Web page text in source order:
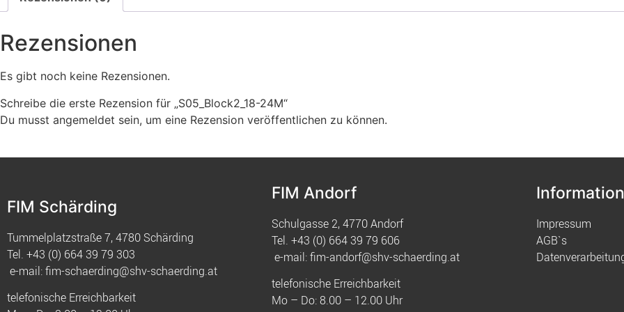
Rezensionen
Es gibt noch keine Rezensionen.
Schreibe die erste Rezension für „S05_Block2_18-24M“
Du musst angemeldet sein, um eine Rezension veröffentlichen zu können.
FIM Schärding
Tummelplatzstraße 7, 4780 Schärding
Tel. +43 (0) 664 39 79 303
e-mail:fim-schaerding@shv-schaerding.at
telefonische Erreichbarkeit
FIM Andorf
Schulgasse 2, 4770 Andorf
Tel. +43 (0) 664 39 79 606
e-mail:fim-andorf@shv-schaerding.at
telefonische Erreichbarkeit
Mo – Do: 8.00 – 12.00 Uhr
Impressum
AGB`s